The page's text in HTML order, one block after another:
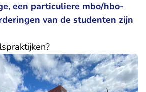
een particuliere mbo/hbo-
van de studenten zijn